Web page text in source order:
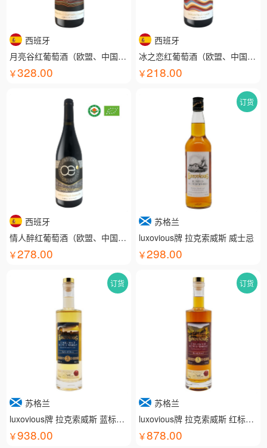
西班牙
月亮谷红葡萄酒（欧盟、中国有机认证）
328.00
西班牙
冰之恋红葡萄酒（欧盟、中国有机认证）
218.00
西班牙
情人醉红葡萄酒（欧盟、中国有机认证）
278.00
订货
苏格兰
luxovious牌 拉克索威斯 威士忌
298.00
订货
苏格兰
luxovious牌 拉克索威斯 蓝标威士忌
938.00
订货
苏格兰
luxovious牌 拉克索威斯 红标威士忌
878.00